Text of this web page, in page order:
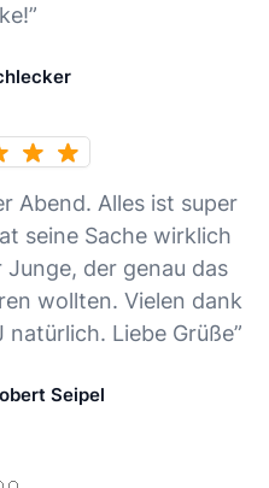
Abend. Alles ist super
seine Sache wirklich
der genau das
wollten. Vielen dank
Liebe Grüße”
Seipel